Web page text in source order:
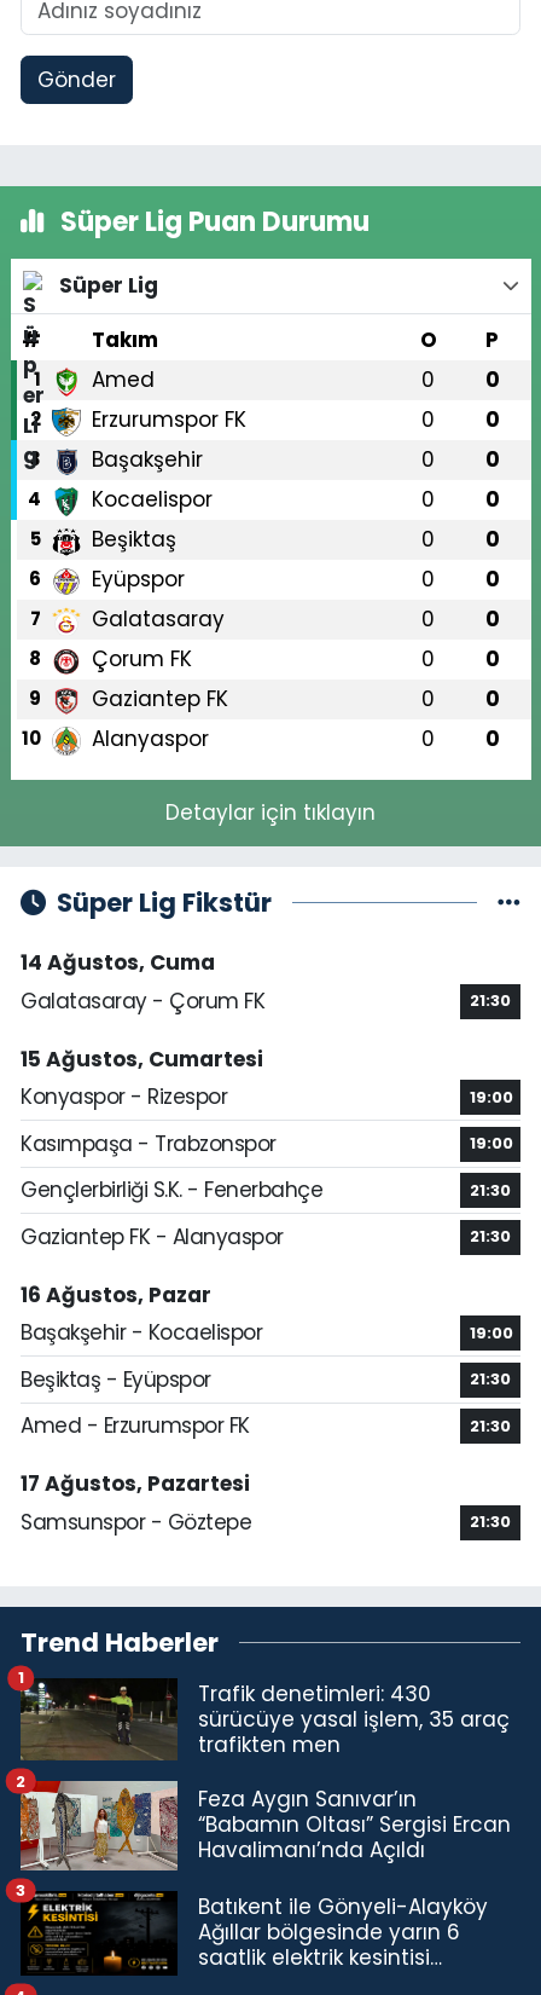
Gönder
Süper Lig Puan Durumu
Süper Lig
#
Takım O P
1 Amed 0 0
2 Erzurumspor FK 0 0
3 Başakşehir 0 0
4 Kocaelispor 0 0
5 Beşiktaş 0 0
6 Eyüpspor 0 0
7 Galatasaray 0 0
8 Çorum FK 0 0
9 Gaziantep FK 0 0
10 Alanyaspor 0 0
Detaylar için tıklayın
Süper Lig Fikstür
14 Ağustos, Cuma
Galatasaray - Çorum FK
21:30
15 Ağustos, Cumartesi
Konyaspor - Rizespor
19:00
Kasımpaşa - Trabzonspor 19:00
Gençlerbirliği S.K. - Fenerbahçe 21:30
Gaziantep FK - Alanyaspor 21:30
16 Ağustos, Pazar
Başakşehir - Kocaelispor
19:00
Beşiktaş - Eyüpspor 21:30
Amed - Erzurumspor FK 21:30
17 Ağustos, Pazartesi
Samsunspor - Göztepe
21:30
Trend Haberler
Trafik denetimleri: 430
sürücüye yasal işlem, 35 araç
trafikten men
1
Feza Aygın Sanıvar’ın
“Babamın Oltası” Sergisi Ercan
Havalimanı’nda Açıldı
2
Batıkent ile Gönyeli-Alayköy
Ağıllar bölgesinde yarın 6
saatlik elektrik kesintisi…
3